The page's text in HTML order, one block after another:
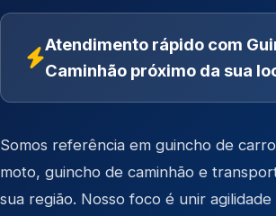
Atendimento rápido com
Caminhão próximo da sua
Somos referência em guincho de carro
moto, guincho de caminhão e
sua região. Nosso foco é unir